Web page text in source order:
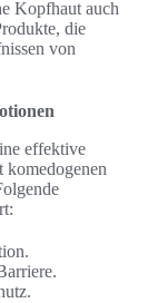
Kopfhaut auch
die
von
effektive
komedogenen